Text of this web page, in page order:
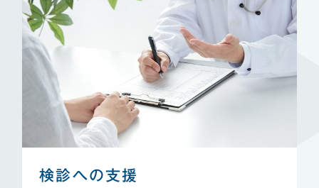
検診への支援